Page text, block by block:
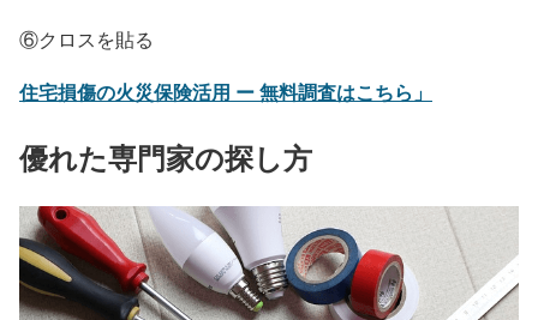
⑥クロスを貼る
住宅損傷の火災保険活用 ー 無料調査はこちら」
優れた専門家の探し方